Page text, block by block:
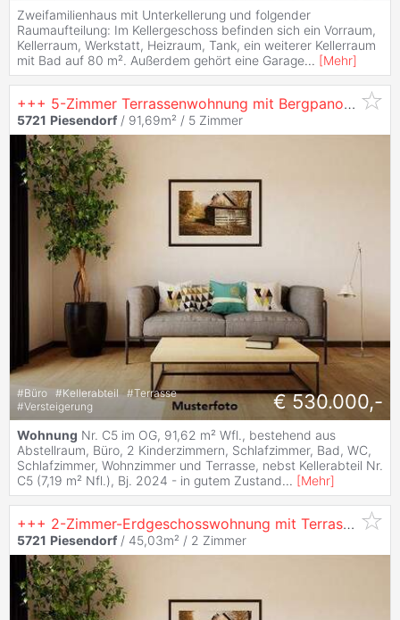
Zweifamilienhaus mit Unterkellerung und folgender
Raumaufteilung: Im Kellergeschoss befinden sich ein Vorraum,
Kellerraum, Werkstatt, Heizraum, Tank, ein weiterer Kellerraum
mit Bad auf 80 m². Außerdem gehört eine Garage... [Mehr]
+++ 5-Zimmer Terrassenwohnung mit Bergpanorama in sonniger Südlage +++
5721 Piesendorf / 91,69m² / 5 Zimmer
#Büro #Kellerabteil #Terrasse
#Versteigerung € 530.000,-
Wohnung Nr. C5 im OG, 91,62 m² Wfl., bestehend aus
Abstellraum, Büro, 2 Kinderzimmern, Schlafzimmer, Bad, WC,
Schlafzimmer, Wohnzimmer und Terrasse, nebst Kellerabteil Nr.
C5 (7,19 m² Nfl.), Bj. 2024 - in gutem Zustand... [Mehr]
+++ 2-Zimmer-Erdgeschosswohnung mit Terrasse und Gartenanteil +++
5721 Piesendorf / 45,03m² / 2 Zimmer